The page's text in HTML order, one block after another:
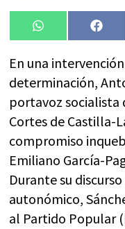
Compartir
en
WhatsApp
en
En una
determinación,
portavoz socialista
Cortes de Castilla-
compromiso
Emiliano García-
Durante su
autonómico,
al Partido Popular